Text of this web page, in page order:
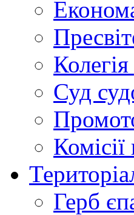
Суд
Комісії
Герб